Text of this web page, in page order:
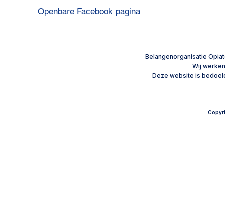
oxycodon
Openbare Facebook pagina
​Belangenorganisatie
Wij
Deze website is